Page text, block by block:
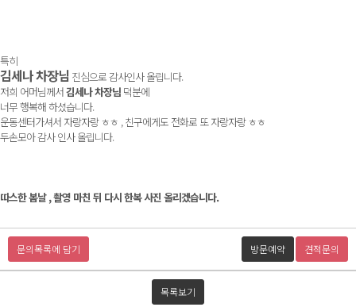
특히
김세나 차장님 진심으로 감사인사 올립니다.
저희 어머님께서김세나 차장님 덕분에
너무 행복해 하셨습니다.
운동센터가셔서 자랑자랑 ㅎㅎ , 친구에게도 전화로 또 자랑자랑 ㅎㅎ
두손모아 감사 인사 올립니다.
따스한 봄날 , 촬영 마친 뒤 다시 한복 사진 올리겠습니다.
문의목록에 담기 방문예약 견적문의
목록보기